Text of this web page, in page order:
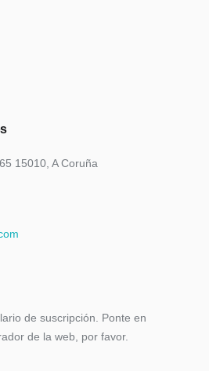
15010, A Coruña
de suscripción. Ponte en
de la web, por favor.